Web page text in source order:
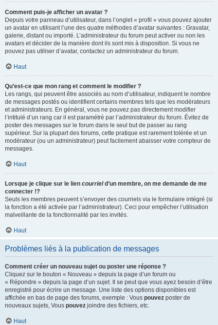
Comment puis-je afficher un avatar ?
Depuis votre panneau d’utilisateur, dans l’onglet « profil » vous pouvez ajouter
un avatar en utilisant l’une des quatre méthodes d’avatar suivantes : Gravatar,
galerie, distant ou importé. L’administrateur du forum peut activer ou non les
avatars et décider de la manière dont ils sont mis à disposition. Si vous ne
pouvez pas utiliser d’avatar, contactez un administrateur du forum.
Haut
Qu’est-ce que mon rang et comment le modifier ?
Les rangs, qui peuvent être associés au nom d’utilisateur, indiquent le nombre
de messages postés ou identifient certains membres tels que les modérateurs
et administrateurs. En général, vous ne pouvez pas directement modifier
l’intitulé d’un rang car il est paramétré par l’administrateur du forum. Évitez de
poster des messages sur le forum dans le seul but de passer au rang
supérieur. Sur la plupart des forums, cette pratique est rarement tolérée et un
modérateur (ou un administrateur) peut facilement abaisser votre compteur de
messages.
Haut
Lorsque je clique sur le lien courrield’un membre, on me demande de me
connecter !?
Seuls les membres peuvent s’envoyer des courriels via le formulaire intégré (si
la fonction a été activée par l’administrateur). Ceci pour empêcher l’utilisation
malveillante de la fonctionnalité par les invités.
Haut
Problèmes liés à la publication de messages
Comment créer un nouveau sujet ou poster une réponse ?
Cliquez sur le bouton « Nouveau » depuis la page d’un forum ou
« Répondre » depuis la page d’un sujet. Il se peut que vous ayez besoin d’être
enregistré pour écrire un message. Une liste des options disponibles est
affichée en bas de page des forums, exemple : Vous pouvez poster de
nouveaux sujets, Vous pouvez joindre des fichiers, etc.
Haut